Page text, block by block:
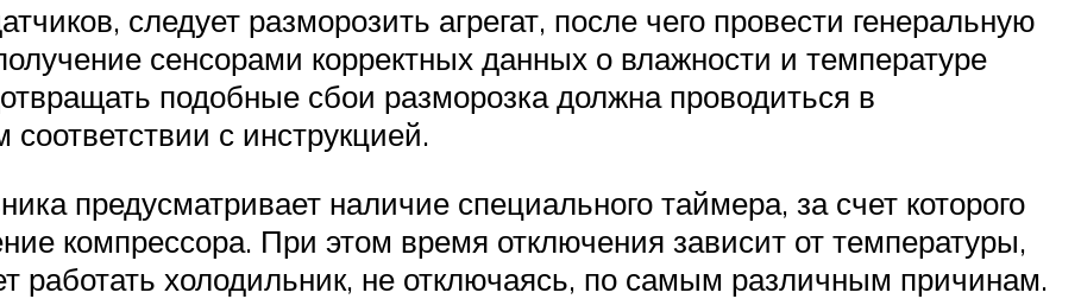
следует разморозить агрегат, после чего провести генеральную
сенсорами корректных данных о влажности и температуре
подобные сбои разморозка должна проводиться в
с инструкцией.
предусматривает наличие специального таймера, за счет которого
компрессора. При этом время отключения зависит от температуры,
работать холодильник, не отключаясь, по самым различным причинам.